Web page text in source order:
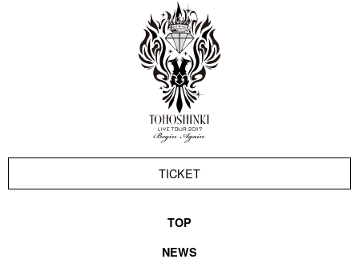
TICKET
TOP
NEWS